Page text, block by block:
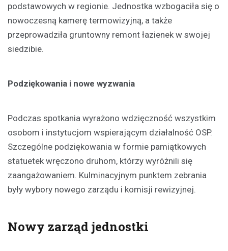
podstawowych w regionie. Jednostka wzbogaciła się o
nowoczesną kamerę termowizyjną, a także
przeprowadziła gruntowny remont łazienek w swojej
siedzibie.
Podziękowania i nowe wyzwania
Podczas spotkania wyrażono wdzięczność wszystkim
osobom i instytucjom wspierającym działalność OSP.
Szczególne podziękowania w formie pamiątkowych
statuetek wręczono druhom, którzy wyróżnili się
zaangażowaniem. Kulminacyjnym punktem zebrania
były wybory nowego zarządu i komisji rewizyjnej.
Nowy zarząd jednostki